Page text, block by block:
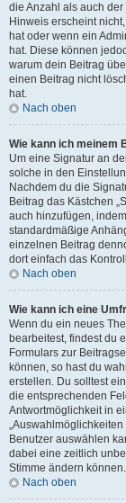
die Anzahl als auch
Hinweis erscheint
hat oder wenn ein
hat. Diese können
warum dein Beitrag
einen Beitrag nicht
hat.
Nach oben
Wie kann ich meinem
Um eine Signatur an
solche in den
Nachdem du die
Beitrag das Kästchen
auch hinzufügen,
standardmäßige
einzelnen Beitrag
dort einfach das
Nach oben
Wie kann ich eine
Wenn du ein neues
bearbeitest, findest du
Formulars zur
können, so hast du
erstellen. Du solltest
die entsprechenden
Antwortmöglichkeit in
Benutzer auswählen
dabei eine zeitlich
Stimme ändern können.
Nach oben